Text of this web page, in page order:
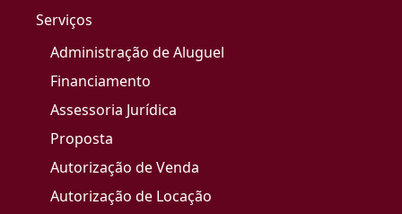
Serviços
Administração de Aluguel
Financiamento
Assessoria Jurídica
Proposta
Autorização de Venda
Autorização de Locação